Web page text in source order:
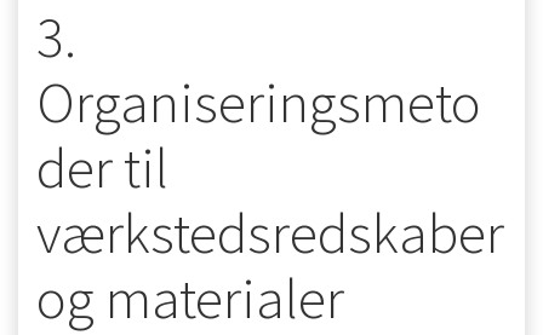
3.
Organiseringsmeto
der til
værkstedsredskaber
og materialer